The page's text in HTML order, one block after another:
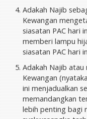
Adakah Najib
Kewangan
siasatan PAC hari
memberi lampu
siasatan PAC hari
Adakah Najib atau
Kewangan
ini menjadualkan
memandangkan
lebih penting bagi